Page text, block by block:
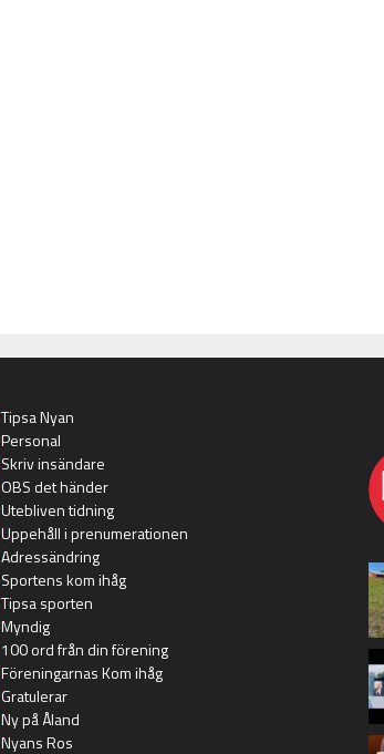
Tipsa Nyan
Personal
Skriv insändare
OBS det händer
Utebliven tidning
Uppehåll i prenumerationen
Adressändring
Sportens kom ihåg
Tipsa sporten
Myndig
100 ord från din förening
Föreningarnas Kom ihåg
Gratulerar
Ny på Åland
Nyans Ros